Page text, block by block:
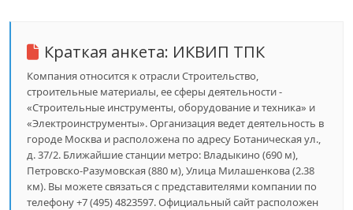
Краткая анкета: ИКВИП ТПК
Компания относится к отрасли Строительство,
строительные материалы, ее сферы деятельности -
«Строительные инструменты, оборудование и техника» и
«Электроинструменты». Организация ведет деятельность в
городе Москва и расположена по адресу Ботаническая ул.,
д. 37/2. Ближайшие станции метро: Владыкино (690 м),
Петровско-Разумовская (880 м), Улица Милашенкова (2.38
км). Вы можете связаться с представителями компании по
телефону +7 (495) 4823597. Официальный сайт расположен